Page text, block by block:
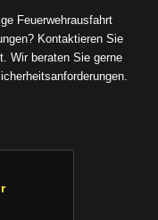
Feuerwehrausfahrt
Kontaktieren Sie
Wir beraten Sie gerne